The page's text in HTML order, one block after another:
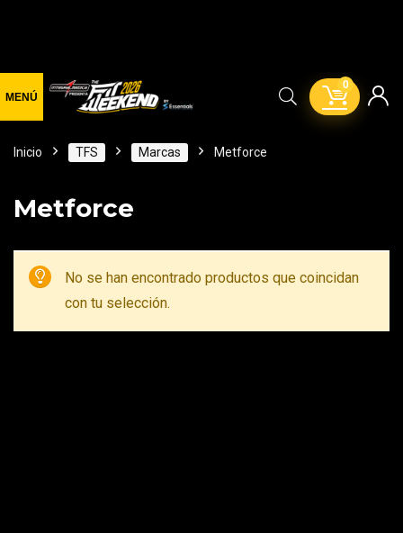
0
Inicio TFS Marcas Metforce
Metforce
No se han encontrado productos que coincidan
con tu selección.